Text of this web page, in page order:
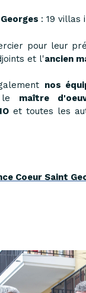
: 19 villas
pour leur
et l'ancien
nos
maître
et toutes les
Coeur Saint